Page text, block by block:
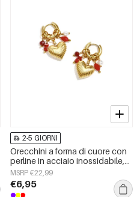
2-5 GIORNI
Orecchini a forma di cuore con
perline in acciaio inossidabile,
semplici, della serie Daily
Simple, gioielli da donna.
MSRP €22,99
€6,95